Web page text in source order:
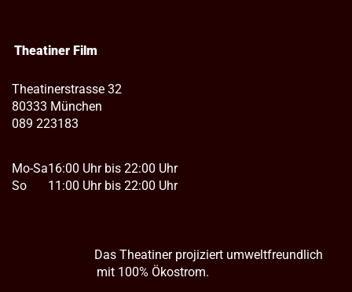
Theatiner Film
Theatinerstrasse 32
80333 München
089 223183
Mo-Sa
So
16:00 Uhr bis 22:00 Uhr
11:00 Uhr bis 22:00 Uhr
Das Theatiner projiziert umweltfreundlich
mit 100% Ökostrom.